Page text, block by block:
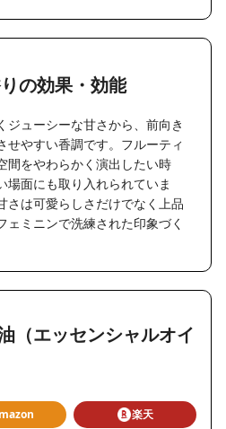
の効果・効能
ジューシーな甘さから、前向き
せやすい香調です。フルーティ
間をやわらかく演出したい時
場面にも取り入れられていま
さは可愛らしさだけでなく上品
ェミニンで洗練された印象づく
（エッセンシャルオイ
楽天